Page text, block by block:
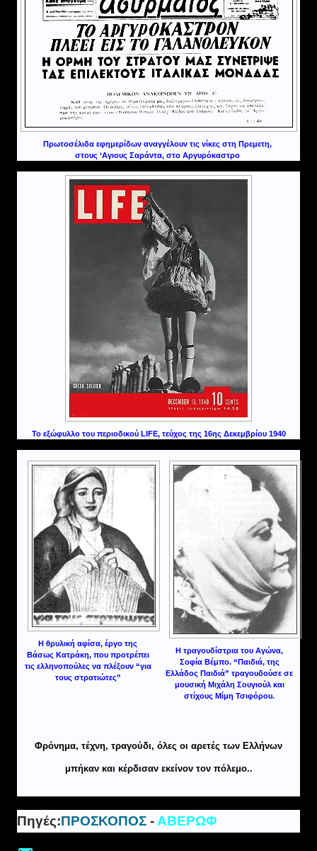
Πρωτοσέλιδα εφημερίδων αναγγέλουν τις νίκες στη Πρεμετη,
στους ‘Αγιους Σαράντα, στο Αργυρόκαστρο
Το εξώφυλλο του περιοδικού LIFE, τεύχος της 16ης Δεκεμβρίου 1940
Η θρυλική αφίσα, έργο της
Βάσως Κατράκη, που προτρέπει
τις ελληνοπούλες να πλέξουν “για
τους στρατιώτες”
Η τραγουδίστρια του Αγώνα,
Σοφία Βέμπο. “Παιδιά, της
Ελλάδος Παιδιά” τραγουδούσε σε
μουσική Μιχάλη Σουγιούλ και
στίχους Μίμη Τσιφόρου.
Φρόνημα, τέχνη, τραγούδι, όλες οι αρετές των Ελλήνων
μπήκαν και κέρδισαν εκείνον τον πόλεμο..
Πηγές:ΠΡΟΣΚΟΠΟΣ - ΑΒΕΡΩΦ